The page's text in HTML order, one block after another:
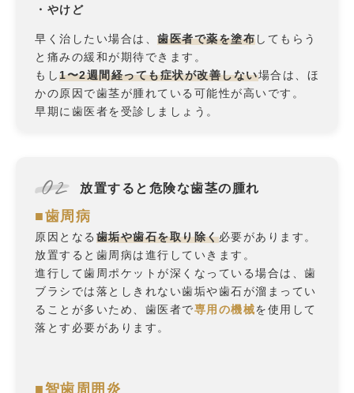
・やけど
早く治したい場合は、 歯医者で薬を塗布してもらう
と痛みの緩和が期待できます。
もし1〜2週間経っても症状が改善しない場合は、ほ
かの原因で歯茎が腫れている可能性が高いです。
早期に歯医者を受診しましょう。
02 放置すると危険な歯茎の腫れ
■歯周病
原因となる 歯垢や歯石を取り除く必要があります。
放置すると歯周病は進行していきます。
進行して歯周ポケットが深くなっている場合は、歯
ブラシでは落としきれない歯垢や歯石が溜まってい
ることが多いため、歯医者で専用の機械を使用して
落とす必要があります。
■智歯周囲炎